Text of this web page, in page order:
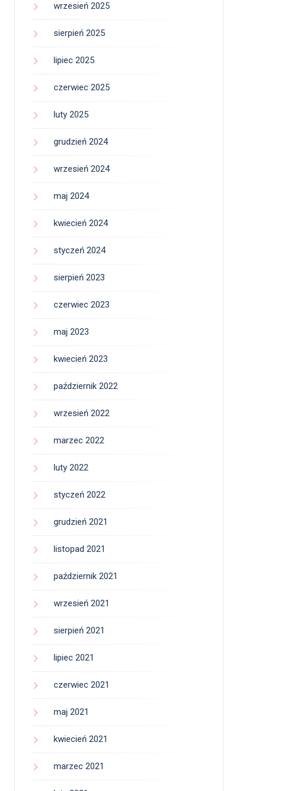
wrzesień 2025
sierpień 2025
lipiec 2025
czerwiec 2025
luty 2025
grudzień 2024
wrzesień 2024
maj 2024
kwiecień 2024
styczeń 2024
sierpień 2023
czerwiec 2023
maj 2023
kwiecień 2023
październik 2022
wrzesień 2022
marzec 2022
luty 2022
styczeń 2022
grudzień 2021
listopad 2021
październik 2021
wrzesień 2021
sierpień 2021
lipiec 2021
czerwiec 2021
maj 2021
kwiecień 2021
marzec 2021